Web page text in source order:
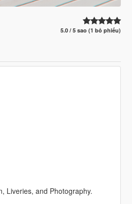
5.0 / 5 sao (1 bỏ phiếu)
Liveries, and Photography.